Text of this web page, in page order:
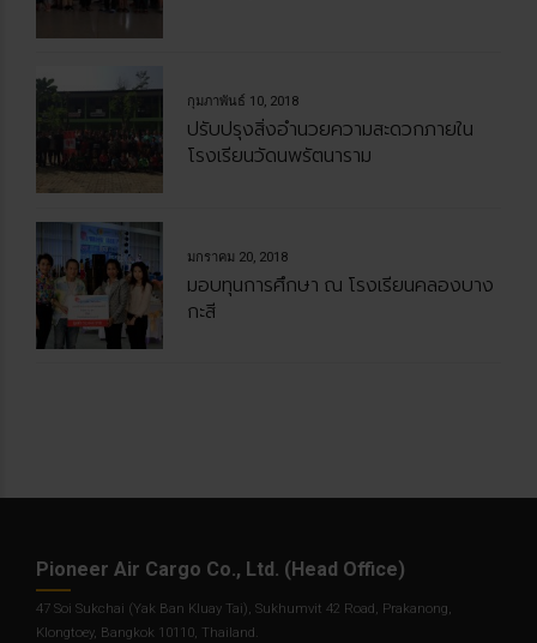
กุมภาพันธ์ 10, 2018
ปรับปรุงสิ่งอำนวยความสะดวกภายใน
โรงเรียนวัดนพรัตนาราม
มกราคม 20, 2018
มอบทุนการศึกษา ณ โรงเรียนคลองบาง
กะสี
Pioneer Air Cargo Co., Ltd. (Head Office)
47 Soi Sukchai (Yak Ban Kluay Tai), Sukhumvit 42 Road, Prakanong,
Klongtoey, Bangkok 10110, Thailand.